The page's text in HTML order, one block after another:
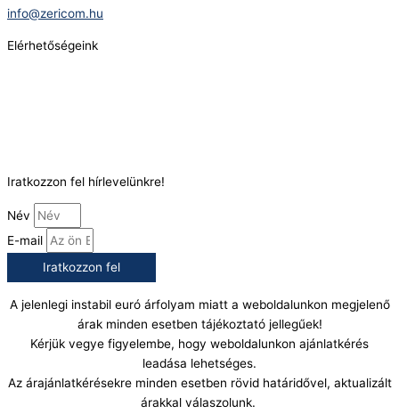
info@zericom.hu
Elérhetőségeink
Iratkozzon fel hírlevelünkre!
Név
E-mail
Iratkozzon fel
A jelenlegi instabil euró árfolyam miatt a weboldalunkon megjelenő
árak minden esetben tájékoztató jellegűek!
Kérjük vegye figyelembe, hogy weboldalunkon ajánlatkérés
leadása lehetséges.
Az árajánlatkérésekre minden esetben rövid határidővel, aktualizált
árakkal válaszolunk.